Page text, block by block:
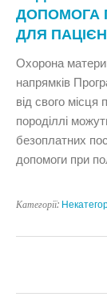
ДОПОМОГА
ДЛЯ
Охорона
напрямків
від свого місця
породіллі
безоплатних
допомоги при
Категорії: